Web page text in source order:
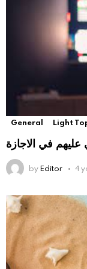
General Light
في الاجازة
byEditor 4